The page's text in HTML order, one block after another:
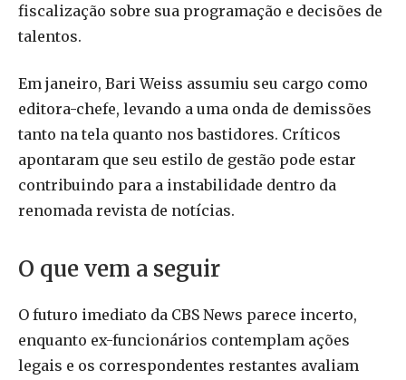
fiscalização sobre sua programação e decisões de
talentos.
Em janeiro, Bari Weiss assumiu seu cargo como
editora-chefe, levando a uma onda de demissões
tanto na tela quanto nos bastidores. Críticos
apontaram que seu estilo de gestão pode estar
contribuindo para a instabilidade dentro da
renomada revista de notícias.
O que vem a seguir
O futuro imediato da CBS News parece incerto,
enquanto ex-funcionários contemplam ações
legais e os correspondentes restantes avaliam